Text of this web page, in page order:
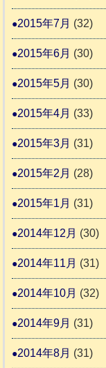
2015年7月 (32)
2015年6月 (30)
2015年5月 (30)
2015年4月 (33)
2015年3月 (31)
2015年2月 (28)
2015年1月 (31)
2014年12月 (30)
2014年11月 (31)
2014年10月 (32)
2014年9月 (31)
2014年8月 (31)